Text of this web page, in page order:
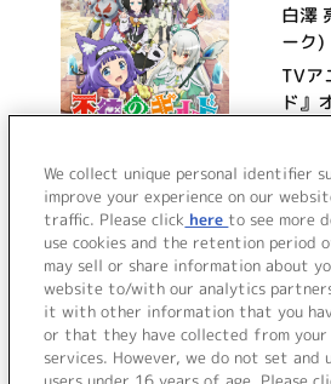
白澤
ーク)
TVア
ド』
VIEW MORE
We collect unique personal identifier
improve your experience on our
traffic. Please click here to see more
use cookies and the retention period
may sell or share information about
website to/with our analytics
it with other information that you
or that they have collected from
services. However, we do not set and